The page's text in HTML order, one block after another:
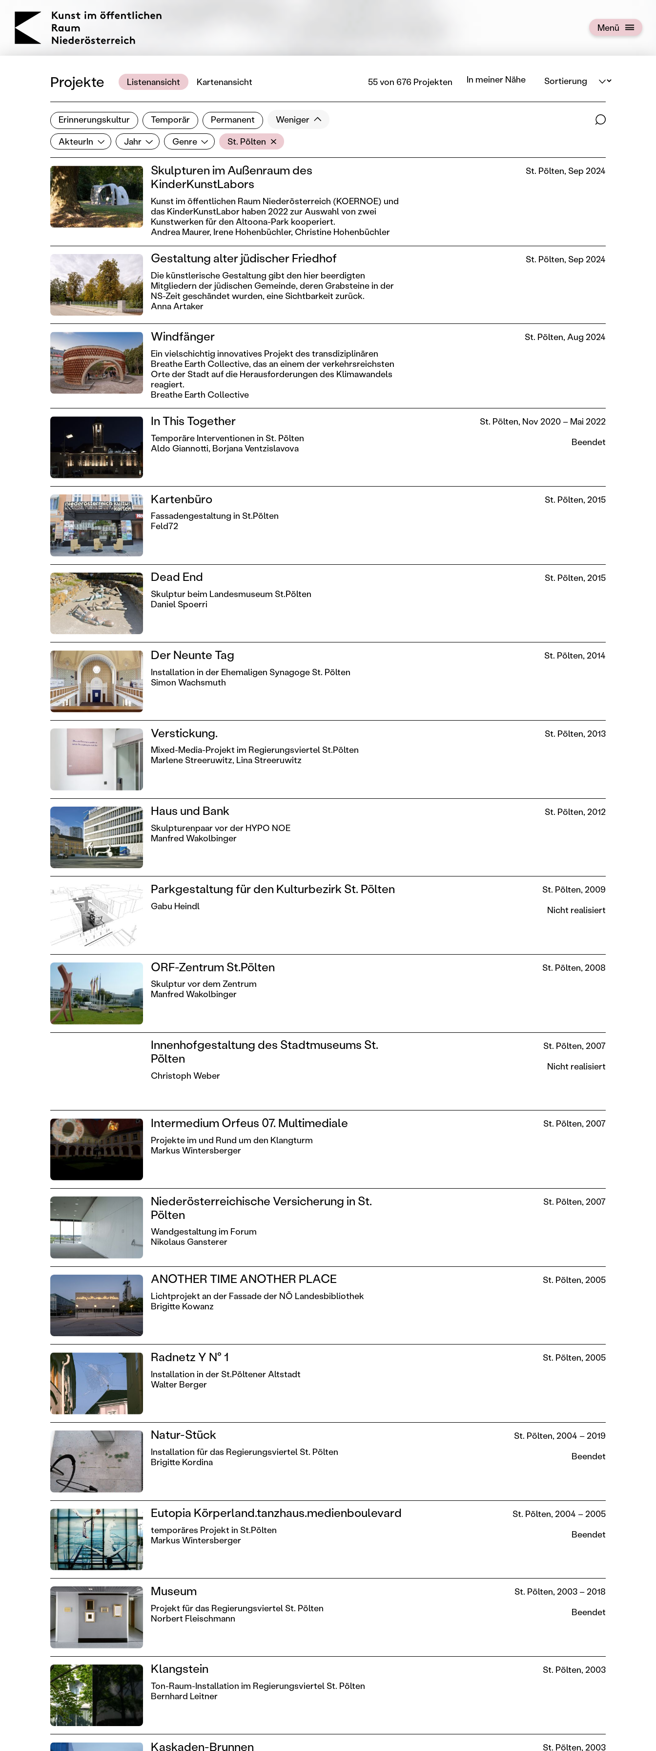
KOERNOE
Menü
Menü öffnen
Projekte Listenansicht Kartenansicht 55 von 676 Projekten In meiner Nähe Sortierung
Erinnerungskultur Temporär Permanent Weniger
Suchbegriffe
AkteurIn
AkteurIn JahrJahr Genre
Genre OrtSt. Pölten
Ergebnisse filtern
Filter zurücksetzen
Skulpturen im Außenraum des
KinderKunstLabors
Kunst im öffentlichen Raum Niederösterreich (KOERNOE) und
das KinderKunstLabor haben 2022 zur Auswahl von zwei
Kunstwerken für den Altoona-Park kooperiert.
Andrea Maurer, Irene Hohenbüchler, Christine Hohenbüchler
St. Pölten, Sep 2024
Gestaltung alter jüdischer Friedhof
Die künstlerische Gestaltung gibt den hier beerdigten
Mitgliedern der jüdischen Gemeinde, deren Grabsteine in der
NS-Zeit geschändet wurden, eine Sichtbarkeit zurück.
Anna Artaker
St. Pölten, Sep 2024
Windfänger
Ein vielschichtig innovatives Projekt des transdiziplinären
Breathe Earth Collective, das an einem der verkehrsreichsten
Orte der Stadt auf die Herausforderungen des Klimawandels
reagiert.
Breathe Earth Collective
St. Pölten, Aug 2024
In This Together
Temporäre Interventionen in St. Pölten
Aldo Giannotti, Borjana Ventzislavova
St. Pölten, Nov 2020 – Mai 2022
Beendet
Kartenbüro
Fassadengestaltung in St.Pölten
Feld72
St. Pölten, 2015
Dead End
Skulptur beim Landesmuseum St.Pölten
Daniel Spoerri
St. Pölten, 2015
Der Neunte Tag
Installation in der Ehemaligen Synagoge St. Pölten
Simon Wachsmuth
St. Pölten, 2014
Verstickung.
Mixed-Media-Projekt im Regierungsviertel St.Pölten
Marlene Streeruwitz, Lina Streeruwitz
St. Pölten, 2013
Haus und Bank
Skulpturenpaar vor der HYPO NOE
Manfred Wakolbinger
St. Pölten, 2012
Parkgestaltung für den Kulturbezirk St. Pölten
Gabu Heindl
St. Pölten, 2009
Nicht realisiert
ORF-Zentrum St.Pölten
Skulptur vor dem Zentrum
Manfred Wakolbinger
St. Pölten, 2008
Innenhofgestaltung des Stadtmuseums St.
Pölten
Christoph Weber
St. Pölten, 2007
Nicht realisiert
Intermedium Orfeus 07. Multimediale
Projekte im und Rund um den Klangturm
Markus Wintersberger
St. Pölten, 2007
Niederösterreichische Versicherung in St.
Pölten
Wandgestaltung im Forum
Nikolaus Gansterer
St. Pölten, 2007
ANOTHER TIME ANOTHER PLACE
Lichtprojekt an der Fassade der NÖ Landesbibliothek
Brigitte Kowanz
St. Pölten, 2005
Radnetz Y N° 1
Installation in der St.Pöltener Altstadt
Walter Berger
St. Pölten, 2005
Natur-Stück
Installation für das Regierungsviertel St. Pölten
Brigitte Kordina
St. Pölten, 2004 – 2019
Beendet
Eutopia Körperland.tanzhaus.medienboulevard
temporäres Projekt in St.Pölten
Markus Wintersberger
St. Pölten, 2004 – 2005
Beendet
Museum
Projekt für das Regierungsviertel St. Pölten
Norbert Fleischmann
St. Pölten, 2003 – 2018
Beendet
Klangstein
Ton-Raum-Installation im Regierungsviertel St. Pölten
Bernhard Leitner
St. Pölten, 2003
Kaskaden-Brunnen St. Pölten, 2003